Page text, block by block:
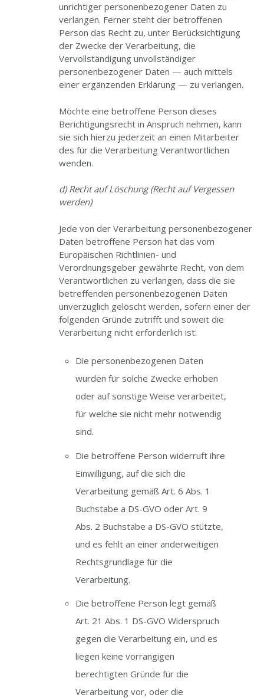
unrichtiger personenbezogener Daten zu
verlangen. Ferner steht der betroffenen
Person das Recht zu, unter Berücksichtigung
der Zwecke der Verarbeitung, die
Vervollständigung unvollständiger
personenbezogener Daten — auch mittels
einer ergänzenden Erklärung — zu verlangen.
Möchte eine betroffene Person dieses
Berichtigungsrecht in Anspruch nehmen, kann
sie sich hierzu jederzeit an einen Mitarbeiter
des für die Verarbeitung Verantwortlichen
wenden.
d) Recht auf Löschung (Recht auf Vergessen
werden)
Jede von der Verarbeitung personenbezogener
Daten betroffene Person hat das vom
Europäischen Richtlinien- und
Verordnungsgeber gewährte Recht, von dem
Verantwortlichen zu verlangen, dass die sie
betreffenden personenbezogenen Daten
unverzüglich gelöscht werden, sofern einer der
folgenden Gründe zutrifft und soweit die
Verarbeitung nicht erforderlich ist:
Die personenbezogenen Daten
wurden für solche Zwecke erhoben
oder auf sonstige Weise verarbeitet,
für welche sie nicht mehr notwendig
sind.
Die betroffene Person widerruft ihre
Einwilligung, auf die sich die
Verarbeitung gemäß Art. 6 Abs. 1
Buchstabe a DS-GVO oder Art. 9
Abs. 2 Buchstabe a DS-GVO stützte,
und es fehlt an einer anderweitigen
Rechtsgrundlage für die
Verarbeitung.
Die betroffene Person legt gemäß
Art. 21 Abs. 1 DS-GVO Widerspruch
gegen die Verarbeitung ein, und es
liegen keine vorrangigen
berechtigten Gründe für die
Verarbeitung vor, oder die